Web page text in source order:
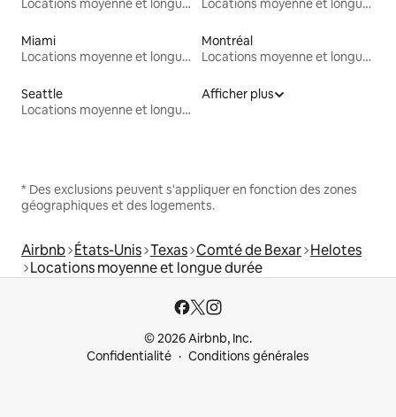
Locations moyenne et longue durée Locations moyenne et longue durée
Miami
Locations moyenne et longue durée
Montréal
Locations moyenne et longue durée
Seattle
Locations moyenne et longue durée
Afficher plus
* Des exclusions peuvent s'appliquer en fonction des zones
géographiques et des logements.
Airbnb États-Unis Texas Comté de Bexar Helotes
Locations moyenne et longue durée
© 2026 Airbnb, Inc.
Confidentialité
Conditions générales